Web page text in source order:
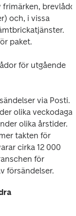
frimärken,
och, i vissa
paket.
för utgående
via Posti.
olika
olika årstider.
takten för
cirka 12 000
för
försändelser.